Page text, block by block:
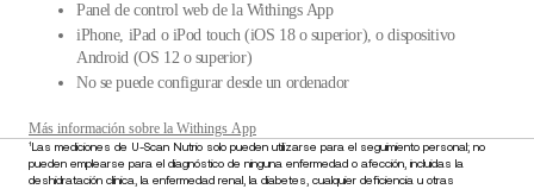
Panel de control web de la Withings App
iPhone, iPad o iPod touch (iOS 18 o superior), o dispositivo
Android (OS 12 o superior)
No se puede configurar desde un ordenador
Más información sobre la Withings App
¹Las mediciones de U-Scan Nutrio solo pueden utilizarse para el seguimiento personal; no
pueden emplearse para el diagnóstico de ninguna enfermedad o afección, incluidas la
deshidratación clínica, la enfermedad renal, la diabetes, cualquier deficiencia u otras